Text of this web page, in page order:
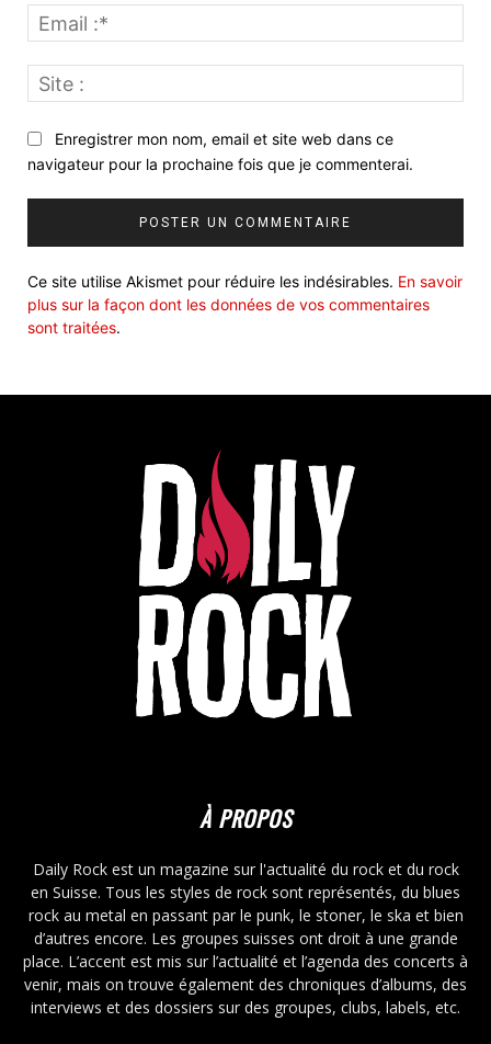
:*
:
Enregistrer mon nom, email et site web dans ce
navigateur pour la prochaine fois que je commenterai.
Ce site utilise Akismet pour réduire les indésirables. En savoir
plus sur la façon dont les données de vos commentaires
sont traitées.
À PROPOS
Daily Rock est un magazine sur l'actualité du rock et du rock
en Suisse. Tous les styles de rock sont représentés, du blues
rock au metal en passant par le punk, le stoner, le ska et bien
d’autres encore. Les groupes suisses ont droit à une grande
place. L’accent est mis sur l’actualité et l’agenda des concerts à
venir, mais on trouve également des chroniques d’albums, des
interviews et des dossiers sur des groupes, clubs, labels, etc.